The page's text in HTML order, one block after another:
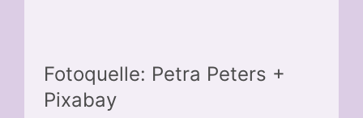
Fotoquelle: Petra Peters +
Pixabay